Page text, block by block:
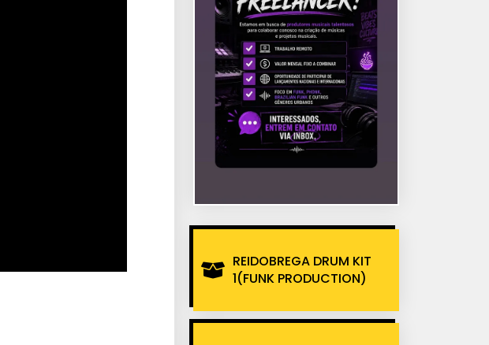
REIDOBREGA DRUM KIT
1(FUNK PRODUCTION)